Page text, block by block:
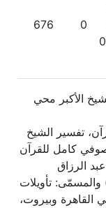
0
676
الأكبر محي
تفسير الشيخ
كامل للقرآن
الرزاق
(المتوفى سنة 730 ه / 1330 م) والمسمّى: تأويلات
القاهرة وبيروت،